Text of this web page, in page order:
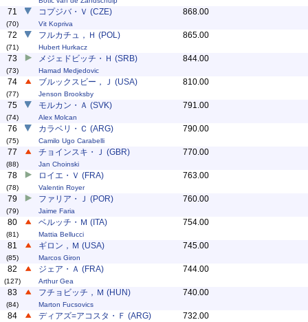
71
(70)
コプジバ・Ｖ (CZE)
Vit Kopriva
868.00
72
(71)
フルカチュ，Ｈ (POL)
Hubert Hurkacz
865.00
73
(73)
メジェドビッチ・Ｈ (SRB)
Hamad Medjedovic
844.00
74
(77)
ブルックスビー，Ｊ (USA)
Jenson Brooksby
810.00
75
(74)
モルカン・Ａ (SVK)
Alex Molcan
791.00
76
(75)
カラベリ・Ｃ (ARG)
Camilo Ugo Carabelli
790.00
77
(88)
チョインスキ・Ｊ (GBR)
Jan Choinski
770.00
78
(78)
ロイエ・Ｖ (FRA)
Valentin Royer
763.00
79
(79)
ファリア・Ｊ (POR)
Jaime Faria
760.00
80
(81)
ベルッチ・Ｍ (ITA)
Mattia Bellucci
754.00
81
(85)
ギロン，Ｍ (USA)
Marcos Giron
745.00
82
(127)
ジェア・Ａ (FRA)
Arthur Gea
744.00
83
(84)
フチョビッチ，Ｍ (HUN)
Marton Fucsovics
740.00
84 ディアズ=アコスタ・Ｆ (ARG) 732.00